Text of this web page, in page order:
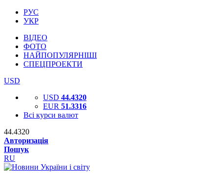
РУС
УКР
ВІДЕО
ФОТО
НАЙПОПУЛЯРНІШІ
СПЕЦПРОЕКТИ
USD
USD 44.4320
EUR 51.3316
Всі курси валют
44.4320
Авторизація
Пошук
RU